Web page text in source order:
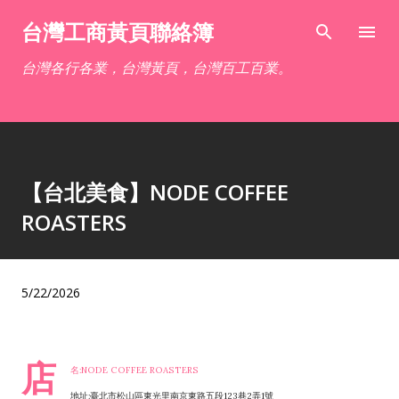
跳到主要內容
台灣工商黃頁聯絡簿
台灣各行各業，台灣黃頁，台灣百工百業。
【台北美食】NODE COFFEE
ROASTERS
5/22/2026
店 名:NODE COFFEE ROASTERS
地址:臺北市松山區東光里南京東路五段123巷2弄1號